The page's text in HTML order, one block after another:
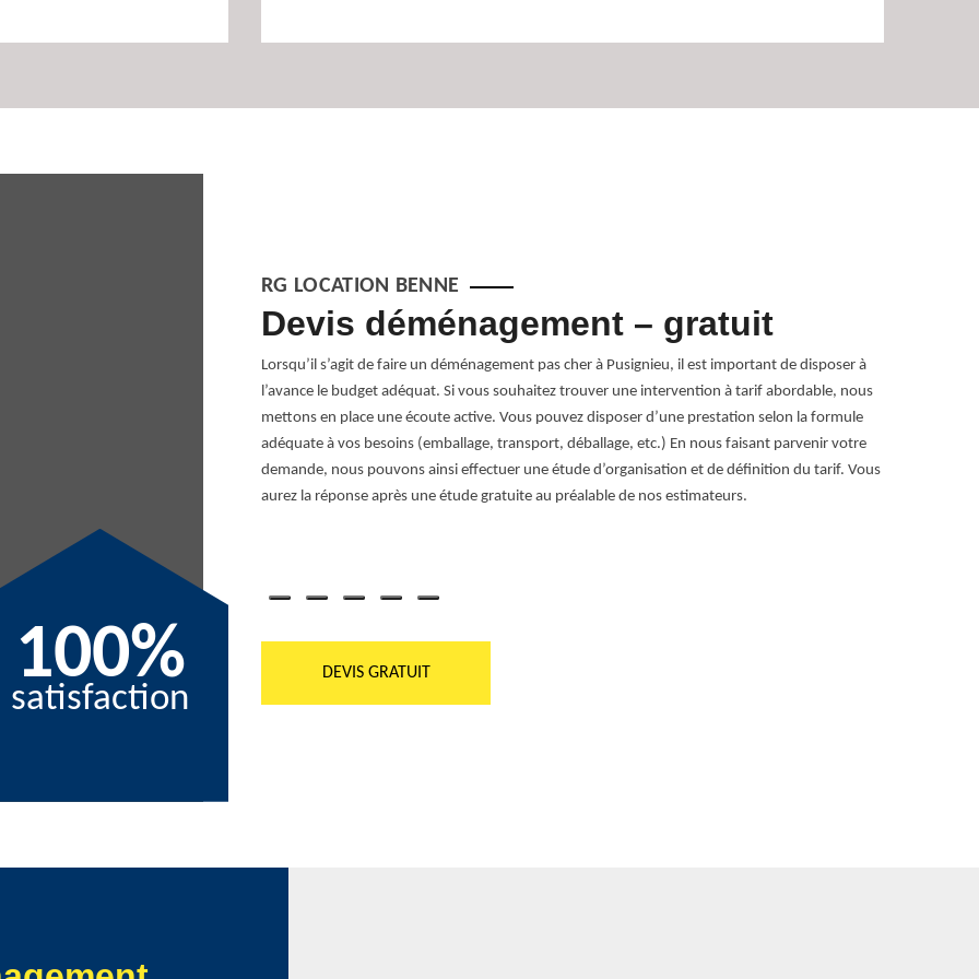
100%
satisfaction
RG LOCATION BENNE
Devis déménagement – gratuit
Lorsqu’il s’agit de faire un déménagement pas cher à Pusignieu, il est important de disposer à
l’avance le budget adéquat. Si vous souhaitez trouver une intervention à tarif abordable, nous
mettons en place une écoute active. Vous pouvez disposer d’une prestation selon la formule
adéquate à vos besoins (emballage, transport, déballage, etc.) En nous faisant parvenir votre
demande, nous pouvons ainsi effectuer une étude d’organisation et de définition du tarif. Vous
aurez la réponse après une étude gratuite au préalable de nos estimateurs.
DEVIS GRATUIT